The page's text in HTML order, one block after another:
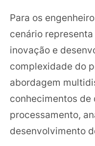
Para os
cenário
inovação e
complexidade do
abordagem
conhecimentos de
processamento,
desenvolvimento